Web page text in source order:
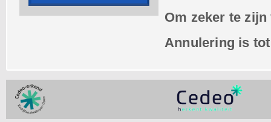
Om zeker te
Annulering is